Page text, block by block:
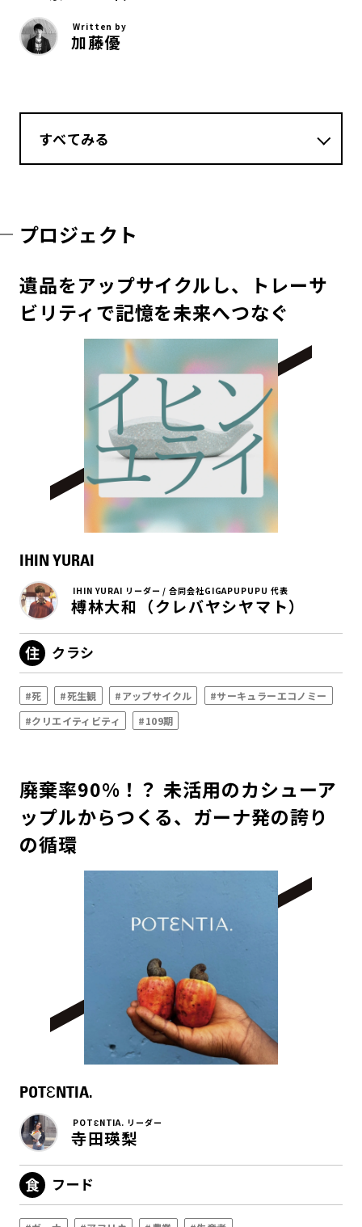
Written by
加藤優
すべてみる
プロジェクト
遺品をアップサイクルし、トレーサ
ビリティで記憶を未来へつなぐ
IHIN YURAI
IHIN YURAI リーダー / 合同会社GIGAPUPUPU 代表
榑林大和（クレバヤシヤマト）
クラシ
#死 #死生観 #アップサイクル
#サーキュラーエコノミー
#クリエイティビティ
#109期
廃棄率90%！？ 未活用のカシューア
ップルからつくる、ガーナ発の誇り
の循環
POTƐNTIA.
POTƐNTIA. リーダー
寺田瑛梨
フード